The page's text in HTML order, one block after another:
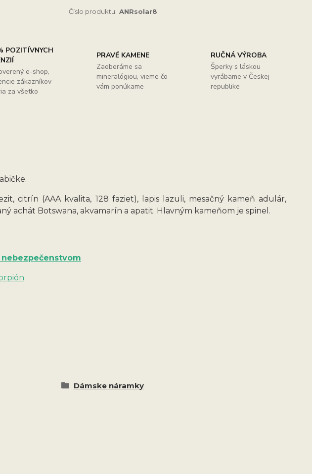
Číslo produktu: ANRsolar8
POZITÍVNYCH
e-shop,
zákazníkov
za všetko
PRAVÉ KAMENE
Zaoberáme sa
mineralógiou, vieme čo
vám ponúkame
RUČNÁ VÝROBA
Šperky s láskou
vyrábame v Českej
republike
citrín (AAA kvalita, 128 faziet), lapis lazuli, mesačný kameň adulár,
achát Botswana, akvamarín a apatit. Hlavným kameňom je spinel.
Dámske náramky